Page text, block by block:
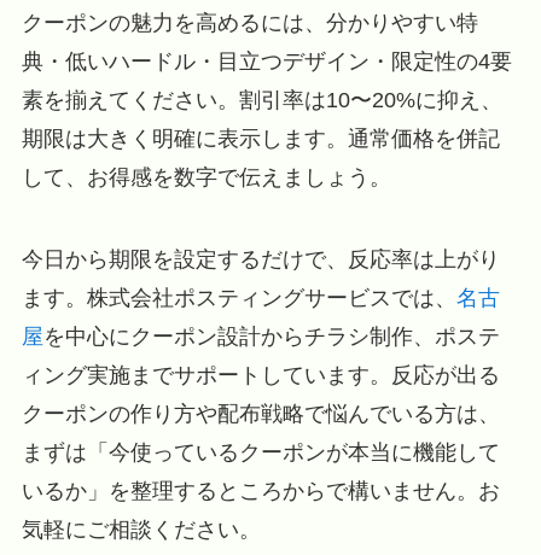
クーポンの魅力を高めるには、分かりやすい特
典・低いハードル・目立つデザイン・限定性の4要
素を揃えてください。割引率は10〜20%に抑え、
期限は大きく明確に表示します。通常価格を併記
して、お得感を数字で伝えましょう。
今日から期限を設定するだけで、反応率は上がり
ます。株式会社ポスティングサービスでは、 名古
屋を中心にクーポン設計からチラシ制作、ポステ
ィング実施までサポートしています。反応が出る
クーポンの作り方や配布戦略で悩んでいる方は、
まずは「今使っているクーポンが本当に機能して
いるか」を整理するところからで構いません。お
気軽にご相談ください。